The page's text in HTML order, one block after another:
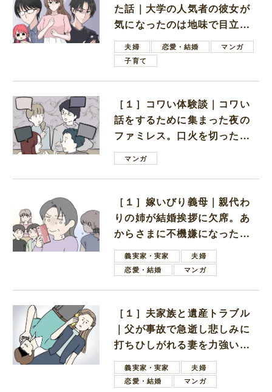
た話｜大学の人気者の彼女が
気になったのは地味で目立た
ない男子学生
夫婦 恋愛・結婚
マンガ
子育て
［１］コワい体験談｜コワい
話をするために集まった夜の
ファミレス。口火を切ったの
は電車好きの男の子ママ
マンガ
［１］嫁いびり義母｜親代わ
りの姉が結婚挨拶に欠席。あ
からさまに不機嫌になった義
母義実家・実家
夫婦
恋愛・結婚
マンガ
［１］夫家族と遺産トラブル
｜父が事故で急逝し悲しみに
打ちひしがれる妻を力強い言
葉で励ます夫
義実家・実家
夫婦
恋愛・結婚
マンガ